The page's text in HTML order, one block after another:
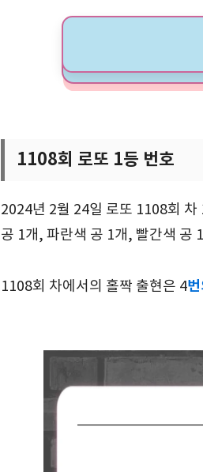
1108회 로또 1등 번호
2024년 2월 24일 로또 1108회 차
공 1개, 파란색 공 1개, 빨간색 공
1108회 차에서의 홀짝 출현은 4